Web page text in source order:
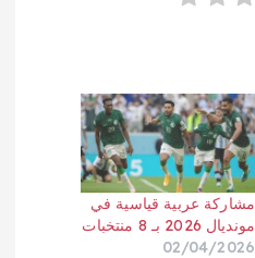
مشاركة عربية قياسية في
مونديال 2026 بـ 8 منتخبات
02/04/2026